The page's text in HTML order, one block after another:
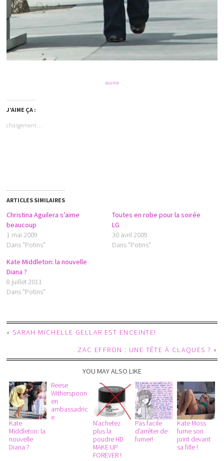
source
J’AIME ÇA :
chargement…
ARTICLES SIMILAIRES
Christina Aguilera s’aime
beaucoup
1 mai 2009
Dans "Potins"
Toutes en robe pour la soirée
LG
30 avril 2009
Dans "Potins"
Kate Middleton: la nouvelle
Diana ?
8 juillet 2011
Dans "Potins"
«SARAH MICHELLE GELLAR EST ENCEINTE!
ZAC EFFRON : UNE TÊTE À CLAQUES ? »
YOU MAY ALSO LIKE
Kate
Middleton: la
nouvelle
Diana ?
Reese
Witherspoon
en
ambassadric
e
N’achetez
plus la
poudre HD
MAKE UP
FOREVER !
Pas facile
d’arrêter de
fumer!
Kate Moss
fume son
joint devant
sa fille !